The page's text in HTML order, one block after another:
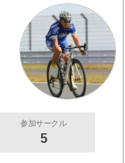
参加サークル
5